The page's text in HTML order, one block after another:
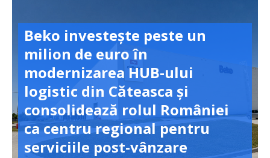
Beko investește peste un
milion de euro în
modernizarea HUB-ului
logistic din Căteasca și
consolidează rolul României
ca centru regional pentru
serviciile post-vânzare